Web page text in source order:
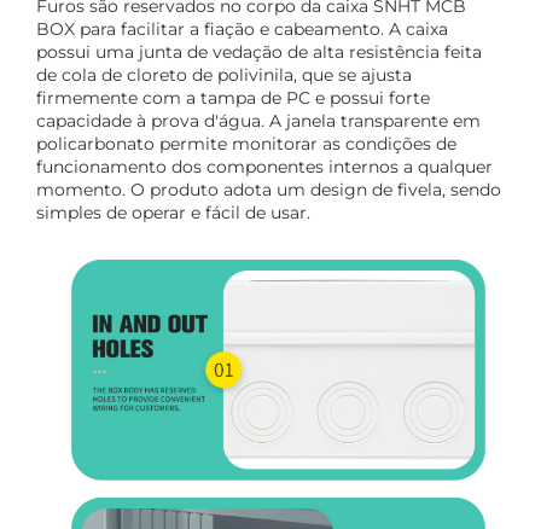
Furos são reservados no corpo da caixa SNHT MCB
BOX para facilitar a fiação e cabeamento. A caixa
possui uma junta de vedação de alta resistência feita
de cola de cloreto de polivinila, que se ajusta
firmemente com a tampa de PC e possui forte
capacidade à prova d'água. A janela transparente em
policarbonato permite monitorar as condições de
funcionamento dos componentes internos a qualquer
momento. O produto adota um design de fivela, sendo
simples de operar e fácil de usar.